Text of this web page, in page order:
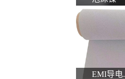
EMI导电